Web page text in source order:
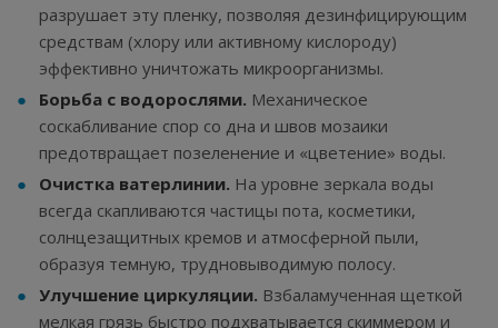
разрушает эту пленку, позволяя дезинфицирующим
средствам (хлору или активному кислороду)
эффективно уничтожать микроорганизмы.
Борьба с водорослями. Механическое
соскабливание спор со дна и швов мозаики
предотвращает позеленение и «цветение» воды.
Очистка ватерлинии. На уровне зеркала воды
всегда скапливаются частицы пота, косметики,
солнцезащитных кремов и атмосферной пыли,
образуя темную, трудновыводимую полосу.
Улучшение циркуляции. Взбаламученная щеткой
мелкая грязь быстро подхватывается скиммером и